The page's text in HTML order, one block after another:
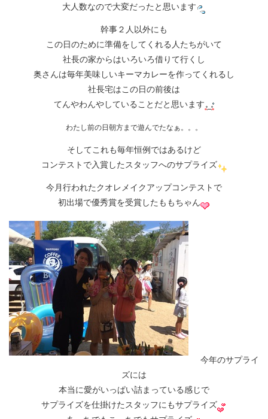
大人数なので大変だったと思います
幹事２人以外にも
この日のために準備をしてくれる人たちがいて
社長の家からはいろいろ借りて行くし
奥さんは毎年美味しいキーマカレーを作ってくれるし
社長宅はこの日の前後は
てんやわんやしていることだと思います
わたし前の日朝方まで遊んでたなぁ。。。
そしてこれも毎年恒例ではあるけど
コンテストで入賞したスタッフへのサプライズ
今月行われたクオレメイクアップコンテストで
初出場で優秀賞を受賞したももちゃん
今年のサプライ
ズには
本当に愛がいっぱい詰まっている感じで
サプライズを仕掛けたスタッフにもサプライズ